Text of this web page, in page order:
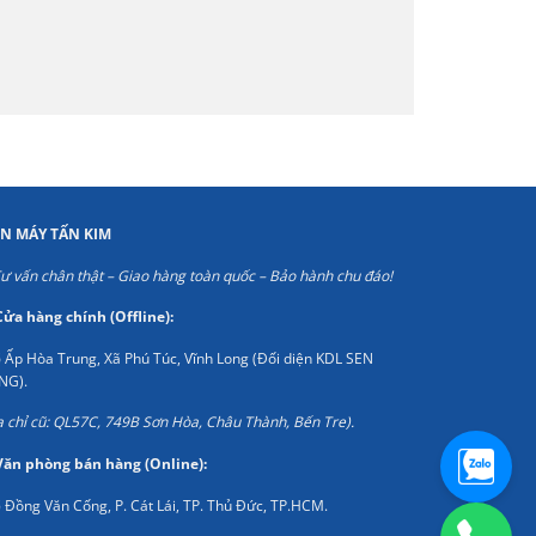
MÁY TẤN KIM
vấn chân thật – Giao hàng toàn quốc – Bảo hành chu đáo!
hàng chính (Offline):
Ấp Hòa Trung, Xã Phú Túc, Vĩnh Long (Đối diện KDL SEN
chỉ cũ: QL57C, 749B Sơn Hòa, Châu Thành, Bến Tre).
phòng bán hàng (Online):
Đồng Văn Cống, P. Cát Lái, TP. Thủ Đức, TP.HCM.